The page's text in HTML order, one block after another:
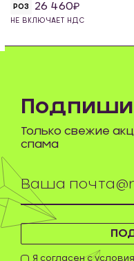
РОЗ 26 460
НЕ ВКЛЮЧАЕТ НДС
Я согласен с
Только свежие
спама